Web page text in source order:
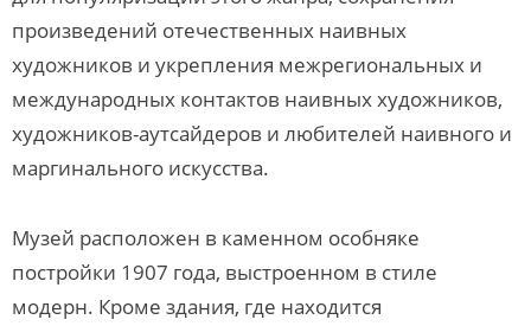
произведений отечественных наивных
художников и укрепления межрегиональных и
международных контактов наивных художников,
художников-аутсайдеров и любителей наивного и
маргинального искусства.
Музей расположен в каменном особняке
постройки 1907 года, выстроенном в стиле
модерн. Кроме здания, где находится